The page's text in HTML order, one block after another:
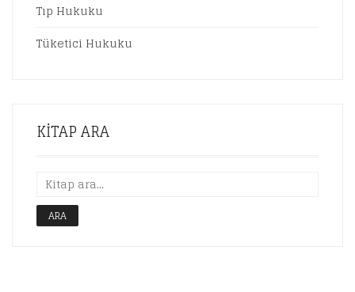
Tıp Hukuku
Tüketici Hukuku
KITAP ARA
ARA